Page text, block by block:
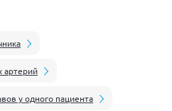
артерий
у одного пациента